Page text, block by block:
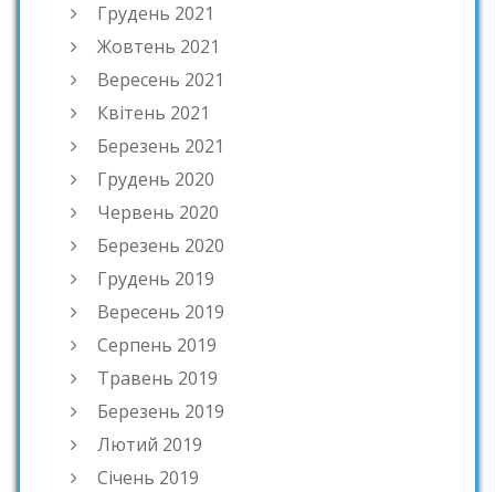
Грудень 2021
Жовтень 2021
Вересень 2021
Квітень 2021
Березень 2021
Грудень 2020
Червень 2020
Березень 2020
Грудень 2019
Вересень 2019
Серпень 2019
Травень 2019
Березень 2019
Лютий 2019
Січень 2019